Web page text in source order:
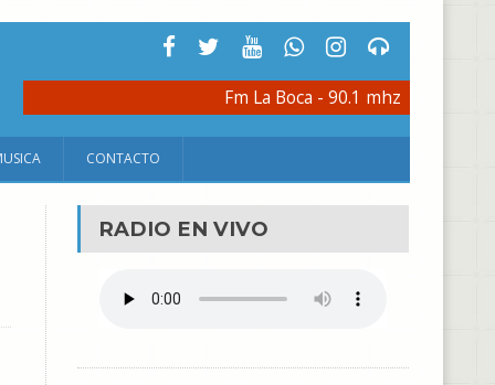
Fm La Boca - 90.1 mhz
CONTACTO
RADIO EN VIVO